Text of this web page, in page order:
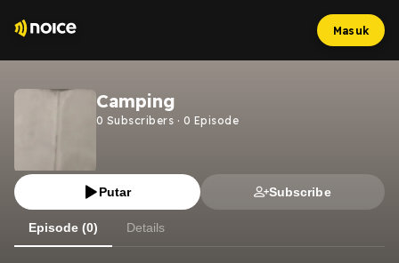
Masuk
Camping
0 Subscribers · 0 Episode
Putar Subscribe
Episode (0) Details